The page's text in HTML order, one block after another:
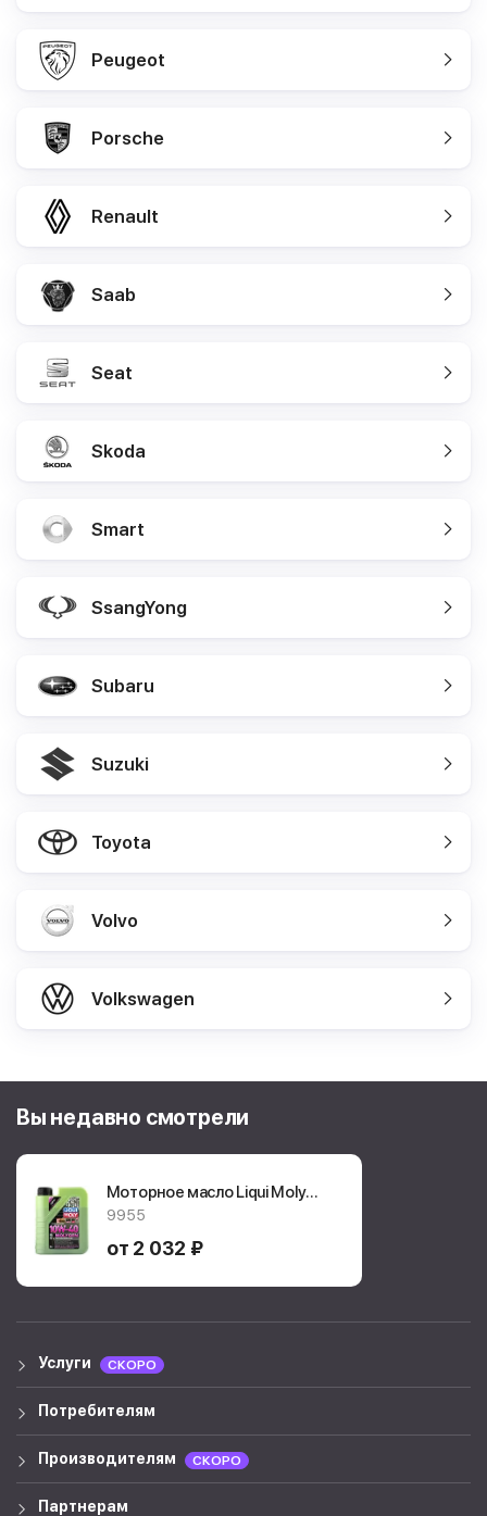
Peugeot
Porsche
Renault
Saab
Seat
Skoda
Smart
SsangYong
Subaru
Suzuki
Toyota
Volvo
Volkswagen
Вы недавно смотрели
Моторное масло Liqui Moly
Molygen NG 10W-40 1л.
9955
от 2 032 ₽
Услуги СКОРО
Потребителям
Производителям СКОРО
Партнерам